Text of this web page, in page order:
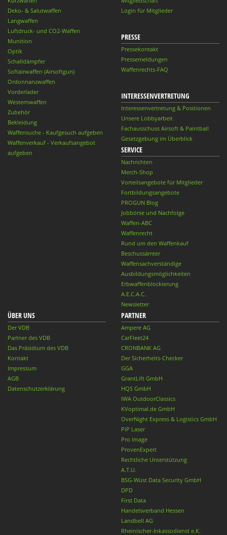
Deko- & Salutwaffen
Langwaffen
Luftdruck- und CO2-Waffen
Munition
Optik
Schalldämpfer
Softairwaffen (Airsoftgun)
Ordonnanzwaffen
Vorderlader
Westernwaffen
Zubehör
Bekleidung
Waffensuche - Kaufgesuch aufgeben
Waffenverkauf - Verkaufsangebot
aufgeben
Login für Mitglieder
PRESSE
Pressekontakt
Pressemeldungen
Waffenrechts-FAQ
INTERESSENVERTRETUNG
Interessenvertretung & Positionen
Unsere Lobbyarbeit
Fachausschuss Airsoft & Paintball
Gesetzgebung im Überblick
SERVICE
Nachrichten
Merch-Shop
Vorteilsangebote für Mitglieder
Fortbildungsangebote
PROGUN Blog
Jobbörse und Nachfolge
Waffen-ABC
Waffenrecht
Rund um den Waffenkauf
Beschussämter
Waffensachverständige
Ausbildungsmöglichkeiten
Erbwaffenblockierung
A.E.C.A.C.
Newsletter
ÜBER UNS
Der VDB
Partner des VDB
Das Präsidium des VDB
Kontakt
Impressum
AGB
Datenschutzerklärung
PARTNER
Ampere AG
CarFleet24
CRONBANK AG
Der Sicherheits-Checker
GGA
GrantLift GmbH
HQS GmbH
IWA OutdoorClassics
KVoptimal.de GmbH
OverNight Express & Logistics GmbH
PiP Laser
Pro Image
ProvenExpert
Rechtliche Unterstützung
A.T.U.
BSG-Wüst Data Security GmbH
DPD
First Data
Handelsverband Hessen
Landbell AG
Rheinischer-Inkassodienst e.K.